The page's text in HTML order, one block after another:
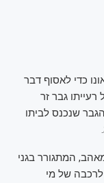
כדי לאסוף דבר
גבר זר
שנכנס לביתו
המתגורר בגני
לרכבה של מי